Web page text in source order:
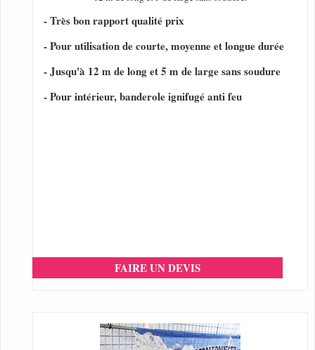
- Très bon rapport qualité prix
- Pour utilisation de courte, moyenne et longue durée
- Jusqu'à 12 m de long et 5 m de large sans soudure
- Pour intérieur, banderole ignifugé anti feu
FAIRE UN DEVIS